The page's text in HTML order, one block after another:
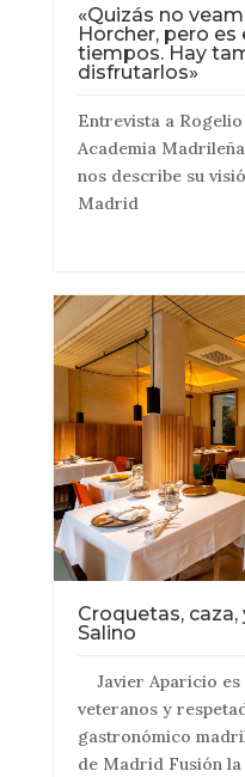
«Quizás no
Horcher, pero
tiempos. Hay
disfrutarlos»
Entrevista a
Academia
nos describe su
Madrid
Croquetas,
Salino
Javier Aparicio es
veteranos y
gastronómico
de Madrid Fusión